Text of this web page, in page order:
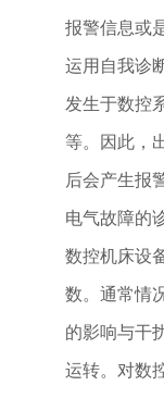
报警信息或
运用自我诊
发生于数控
等。因此，
后会产生报
电气故障的
数控机床设
数。通常情
的影响与干
运转。对数